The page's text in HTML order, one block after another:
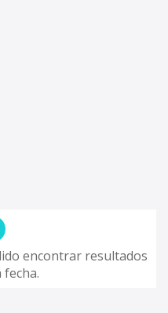
encontrar resultados
fecha.